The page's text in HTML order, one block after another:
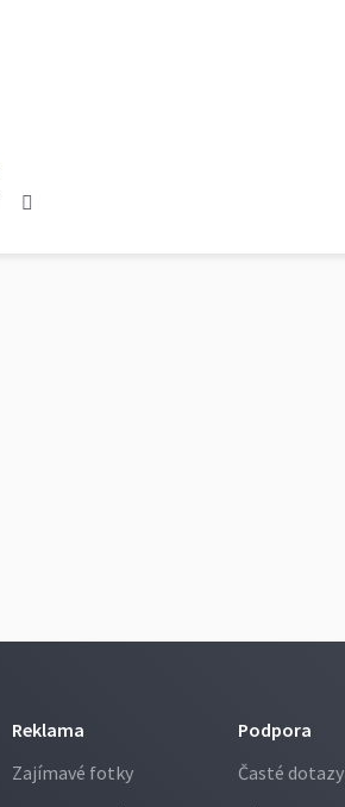
Reklama
Zajímavé fotky
Podpora
Časté dotazy